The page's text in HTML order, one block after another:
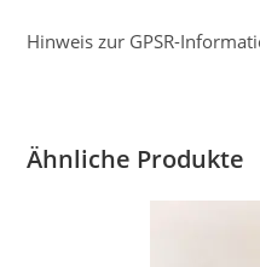
Hinweis zur GPSR-
Ähnliche Produkte